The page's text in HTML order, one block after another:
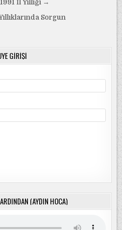
İl Yıllığı →
Sorgun
GIRIŞI
(AYDIN HOCA)